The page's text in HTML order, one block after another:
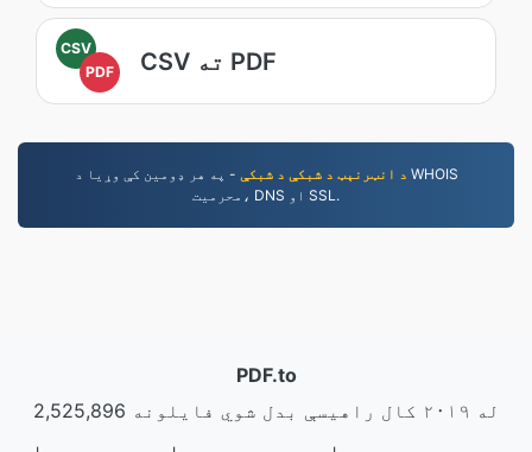
CSV
PDF
CSV ته PDF
د انټرنېټ د شبکې د شبکې - په هر ډومین کې وړیا د WHOIS
محرمیت، DNS او SSL.
PDF.to
2,525,896 له ۲۰۱۹ کال راهیسې بدل شوي فایلونه